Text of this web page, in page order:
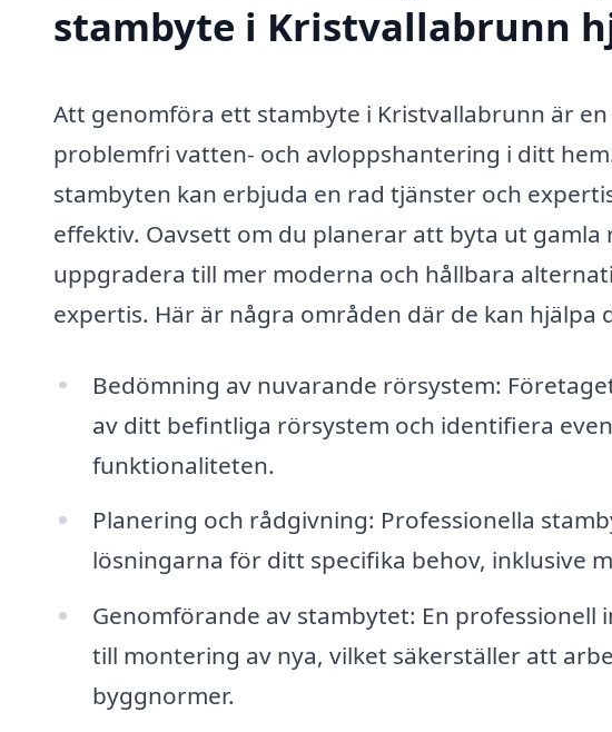
stambyte i Kristvallabrunn
Att genomföra ett stambyte i Kristvallabrunn är
problemfri vatten- och avloppshantering i ditt
stambyten kan erbjuda en rad tjänster och
effektiv. Oavsett om du planerar att byta ut
uppgradera till mer moderna och hållbara
expertis. Här är några områden där de kan hjälpa
Bedömning av nuvarande rörsystem:
av ditt befintliga rörsystem och identifiera
funktionaliteten.
Planering och rådgivning: Professionella
lösningarna för ditt specifika behov, inklusive
Genomförande av stambytet: En
till montering av nya, vilket säkerställer att
byggnormer.